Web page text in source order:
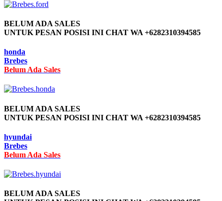
BELUM ADA SALES
UNTUK PESAN POSISI INI CHAT WA +6282310394585
honda
Brebes
Belum Ada Sales
BELUM ADA SALES
UNTUK PESAN POSISI INI CHAT WA +6282310394585
hyundai
Brebes
Belum Ada Sales
BELUM ADA SALES